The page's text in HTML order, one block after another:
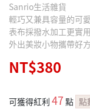
Sanrio生活雜貨
輕巧又兼具容量的可
表布採撥水加工更實
外出美妝小物攜帶好
NT$380
可獲得紅利 47點 點